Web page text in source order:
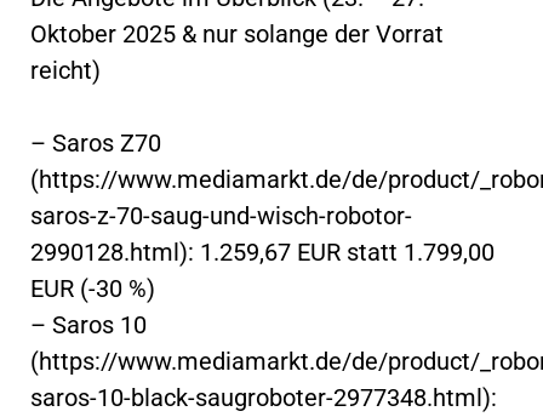
Oktober 2025 & nur solange der Vorrat
reicht)
– Saros Z70
(https://www.mediamarkt.de/de/product/
saros-z-70-saug-und-wisch-robotor-
2990128.html): 1.259,67 EUR statt 1.799,00
EUR (-30 %)
– Saros 10
(https://www.mediamarkt.de/de/product/
saros-10-black-saugroboter-2977348.html):